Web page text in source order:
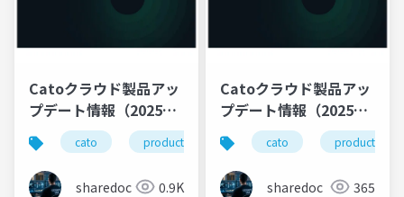
Catoクラウド製品アッ
プデート情報（2025年
2月版）cato productupdate
sharedoc 0.9K
Catoクラウド製品アッ
プデート情報（2025年
1月版）cato
sharedoc 365